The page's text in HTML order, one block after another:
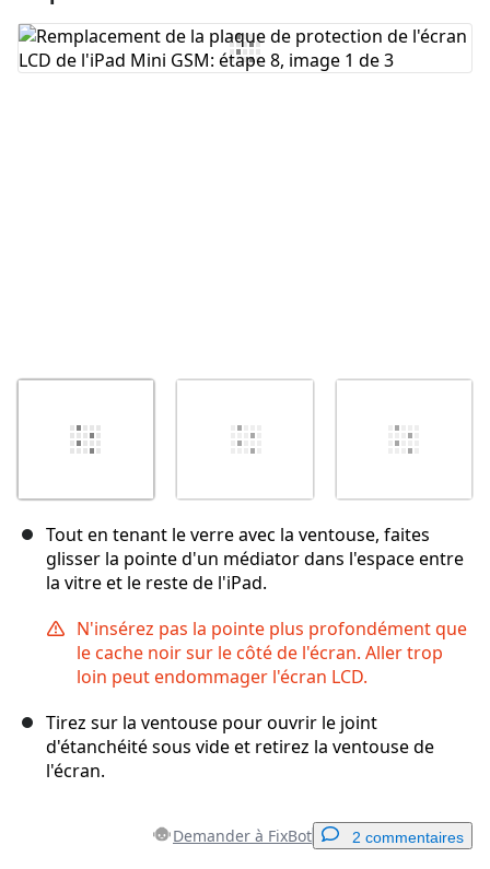
Ajouter un commentaire
Tout en tenant le verre avec la ventouse, faites
glisser la pointe d'un médiator dans l'espace entre
la vitre et le reste de l'iPad.
N'insérez pas la pointe plus profondément que
le cache noir sur le côté de l'écran. Aller trop
loin peut endommager l'écran LCD.
Tirez sur la ventouse pour ouvrir le joint
d'étanchéité sous vide et retirez la ventouse de
l'écran.
Demander à FixBot 2 commentaires